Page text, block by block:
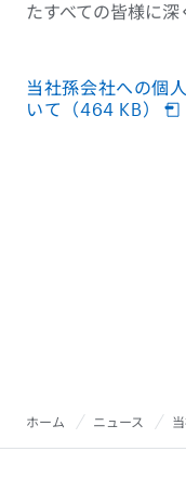
たすべての皆様に深
当社孫会社への個
いて（464 KB）
ホーム ニュース